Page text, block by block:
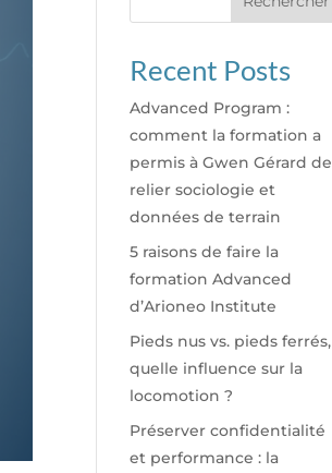
Recent Posts
Advanced Program :
comment la formation a
permis à Gwen Gérard de
relier sociologie et
données de terrain
5 raisons de faire la
formation Advanced
d’Arioneo Institute
Pieds nus vs. pieds ferrés,
quelle influence sur la
locomotion ?
Préserver confidentialité
et performance : la